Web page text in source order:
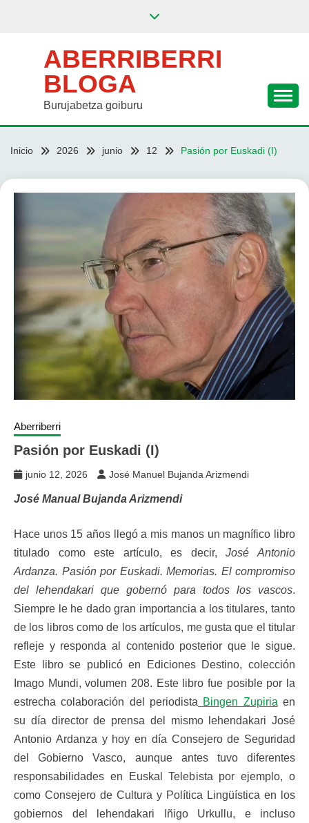
ABERRIBERRI
BLOGA
Burujabetza goiburu
Inicio 2026 junio 12 Pasión por Euskadi (I)
Aberriberri
Pasión por Euskadi (I)
junio 12, 2026 José Manuel Bujanda Arizmendi
José Manual Bujanda Arizmendi
Hace unos 15 años llegó a mis manos un magnífico libro
titulado como este artículo, es decir,José Antonio
Ardanza. Pasión por Euskadi. Memorias. El compromiso
del lehendakari que gobernó para todos los vascos.
Siempre le he dado gran importancia a los titulares, tanto
de los libros como de los artículos, me gusta que el titular
refleje y responda al contenido posterior que le sigue.
Este libro se publicó en Ediciones Destino, colección
Imago Mundi, volumen 208. Este libro fue posible por la
estrecha colaboración del periodista Bingen Zupiria en
su día director de prensa del mismo lehendakari José
Antonio Ardanza y hoy en día Consejero de Seguridad
del Gobierno Vasco, aunque antes tuvo diferentes
responsabilidades en Euskal Telebista por ejemplo, o
como Consejero de Cultura y Política Lingüística en los
gobiernos del lehendakari Iñigo Urkullu, e incluso